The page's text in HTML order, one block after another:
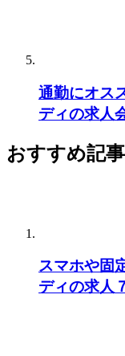
通勤にオス
ディの求人
おすすめ記事
スマホや固
ディの求人